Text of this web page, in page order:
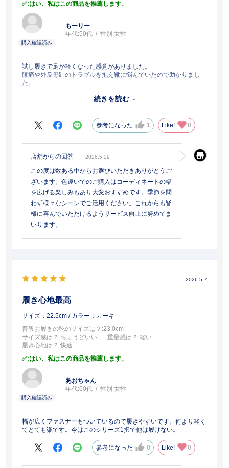
:はい、私はこの商品を推薦します。
もーりー
年代:50代 性別:女性
試し履きで足が軽くなった感覚がありました。
膝痛や外反母趾のトラブルを抱え靴に悩んでいたので助かりまし
た。
黒を愛用中。色違いお安く買えてよかったです。
続きを読む
参考になった 1 Like! 0
店舗からの回答 2026.5.29
この度は数ある中からお選びいただきありがとうご
ざいます。色違いでのご購入はコーディネートの幅
を広げる楽しみもあり大変おすすめです。季節を問
わず様々なシーンでご活用ください。これからも皆
様に喜んでいただけるようサービス向上に努めてま
いります。
2026.5.7
履き心地最高
サイズ：22.5cm / カラー：カーキ
普段お履きの靴のサイズは？ :23.0cm
サイズ感は？ :ちょうどいい 重量感は？ :軽い
履き心地は？ :快適
:はい、私はこの商品を推薦します。
あおちゃん
年代:60代 性別:女性
幅が広くファスナーもついているので履きやすいです。何より軽く
てとても楽です。今はこのシリーズ1択で他は履けない。
参考になった 0 Like! 0